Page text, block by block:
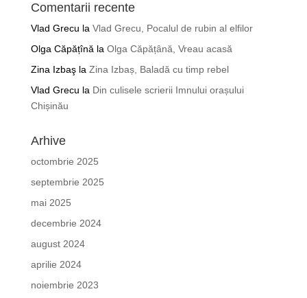
Comentarii recente
Vlad Grecu la Vlad Grecu, Pocalul de rubin al elfilor
Olga Căpățînă la Olga Căpățână, Vreau acasă
Zina Izbaşla Zina Izbaș, Baladă cu timp rebel
Vlad Grecu la Din culisele scrierii Imnului orașului
Chișinău
Arhive
octombrie 2025
septembrie 2025
mai 2025
decembrie 2024
august 2024
aprilie 2024
noiembrie 2023